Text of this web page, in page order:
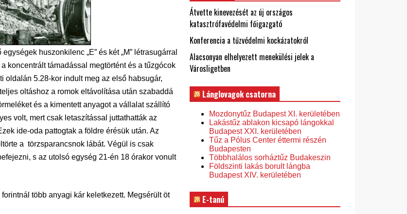
huszonkilenc „E” és két „M” létrasugárral
koncentrált támadással megtörtént és a tűzgócok
oldalán 5.28-kor indult meg az első habsugár,
oltáshoz a romok eltávolítása után szabaddá
és a kimentett anyagot a vállalat szállító
volt, mert csak letaszítással juttathatták az
ide-oda pattogtak a földre érésük után. Az
a törzsparancsnok lábát. Végül is csak
s az utolsó egység 21-én 18 órakor vonult
több anyagi kár keletkezett. Megsérült öt
Átvette kinevezését az új országos
katasztrófavédelmi főigazgató
Konferencia a tűzvédelmi kockázatokról
Alacsonyan elhelyezett menekülési jelek a
Városligetben
Lánglovagok csatorna
Mozdonytűz Budapest XI. kerületében
Lakástűz ablakon kicsapó lángokkal
Budapest XXI. kerületében
Tűz a Pólus Center éttermi részén
Budapesten
Többhalálos sorháztűz Budakeszin
Földszinti lakás borult lángba
Budapest XIV. kerületében
E-tanú